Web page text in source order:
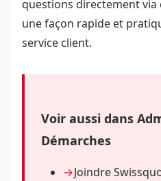
questions directement via
une façon rapide et
service client.
Voir aussi dans
Démarches
Joindre